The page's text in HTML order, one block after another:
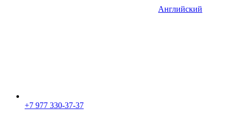
Английский
+7 977 330-37-37